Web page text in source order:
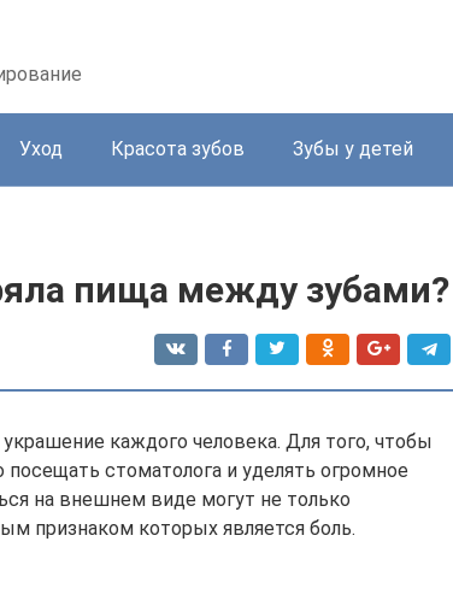
Уход Красота зубов Зубы у детей
пища между зубами?
каждого человека. Для того, чтобы
посещать стоматолога и уделять огромное
на внешнем виде могут не только
признаком которых является боль.